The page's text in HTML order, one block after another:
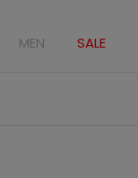
MEN SALE